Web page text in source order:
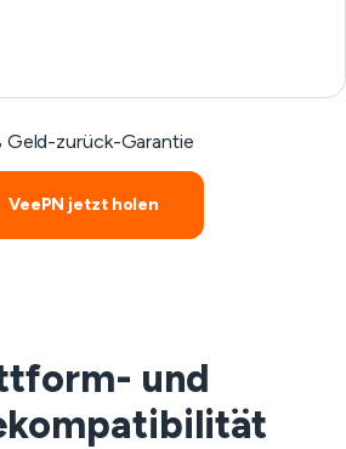
Geld-zurück-Garantie
VeePN jetzt holen
und